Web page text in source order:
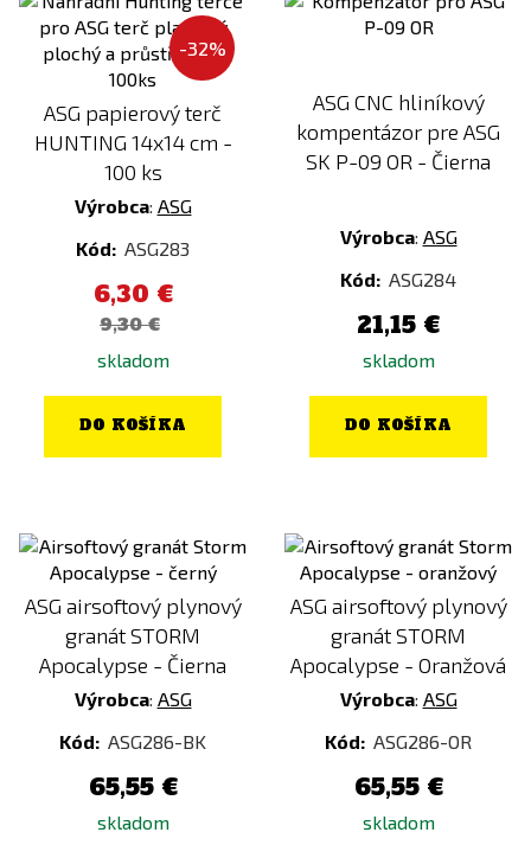
-32%
ASG papierový terč
HUNTING 14x14 cm -
100 ks
Výrobca: ASG
Kód: ASG283
6,30 €
9,30 €
skladom
DO KOŠÍKA
ASG CNC hliníkový
kompentázor pre ASG
SK P-09 OR - Čierna
Výrobca: ASG
Kód: ASG284
21,15 €
skladom
DO KOŠÍKA
ASG airsoftový plynový
granát STORM
Apocalypse - Čierna
Výrobca: ASG
Kód: ASG286-BK
65,55 €
skladom
ASG airsoftový plynový
granát STORM
Apocalypse - Oranžová
Výrobca: ASG
Kód: ASG286-OR
65,55 €
skladom